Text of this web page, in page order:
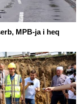
MPB-ja i heq